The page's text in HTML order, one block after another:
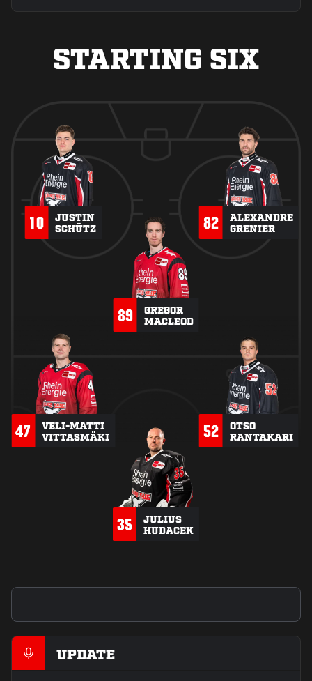
STARTING SIX
10
JUSTIN
SCHÜTZ
89
GREGOR
MACLEOD
82
ALEXANDRE
GRENIER
47
VELI-MATTI
VITTASMÄKI
52
OTSO
RANTAKARI
35
JULIUS
HUDACEK
UPDATE